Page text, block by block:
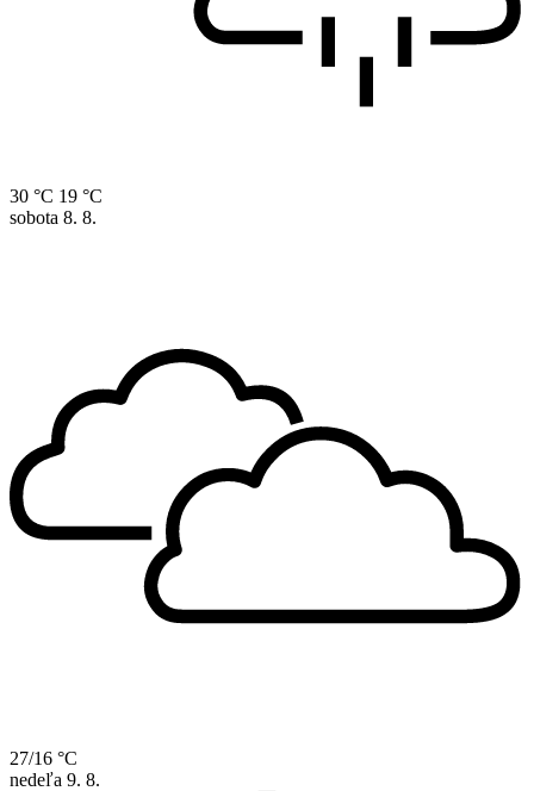
30 °C 19 °C
sobota 8. 8.
27/16 °C
nedeľa 9. 8.